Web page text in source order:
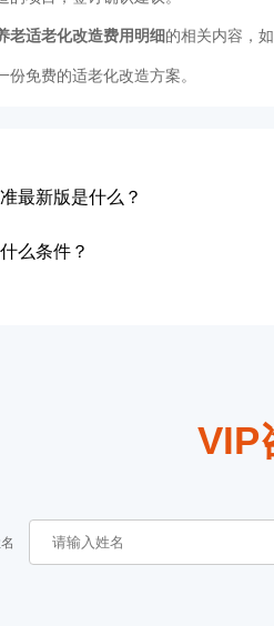
老适老化改造费用明细 的相关内容，
免费的适老化改造方案。
最新版是什么？
么条件？
VIP